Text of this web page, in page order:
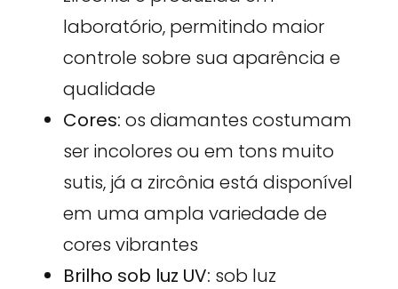
laboratório, permitindo maior
controle sobre sua aparência e
qualidade
Cores: os diamantes costumam
ser incolores ou em tons muito
sutis, já a zircônia está disponível
em uma ampla variedade de
cores vibrantes
Brilho sob luz UV: sob luz